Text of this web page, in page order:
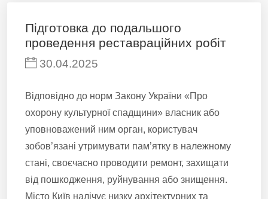
Підготовка до подальшого
проведення реставраційних робіт
30.04.2025
Відповідно до норм Закону України «Про
охорону культурної спадщини» власник або
уповноважений ним орган, користувач
зобов’язані утримувати пам’ятку в належному
стані, своєчасно проводити ремонт, захищати
від пошкодження, руйнування або знищення.
Місто Київ налічує низку архітектурних та